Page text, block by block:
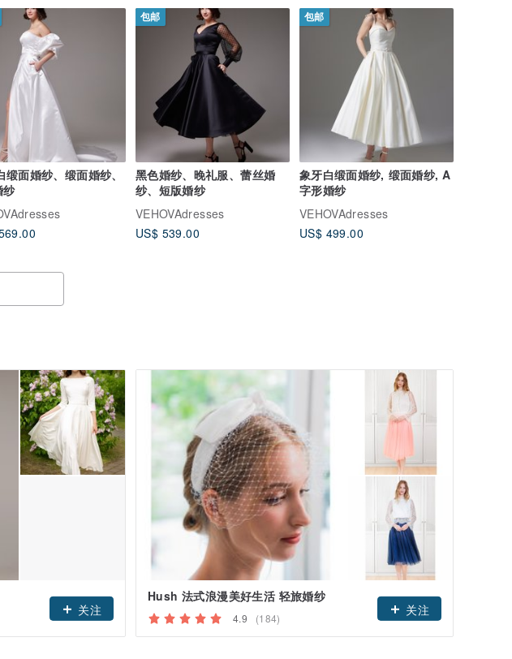
缎面婚纱、缎面婚纱、
纱
包邮
黑色婚纱、晚礼服、蕾丝婚
纱、短版婚纱
VEHOVAdresses
US$ 539.00
包邮
象牙白缎面婚纱, 缎面婚纱, A
字形婚纱
VEHOVAdresses
US$ 499.00
关注
Hush 法式浪漫美好生活 轻旅婚纱
4.9 (184)
关注